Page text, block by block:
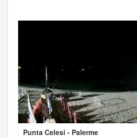
Punta Celesi - Palerme